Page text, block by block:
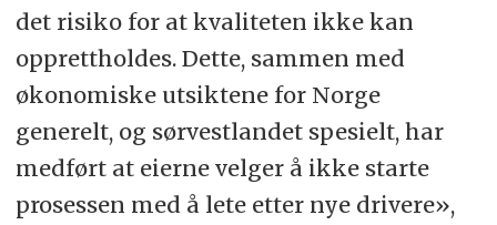
det risiko for at kvaliteten ikke kan
opprettholdes. Dette, sammen med
økonomiske utsiktene for Norge
generelt, og sørvestlandet spesielt, har
medført at eierne velger å ikke starte
prosessen med å lete etter nye drivere»,